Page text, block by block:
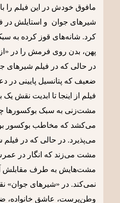
مافوق خودش در این فیلم را
شیرهای جوان و استایلش در
کرد. شانه‌های قوز کرده به
پهن، بدن روی فرمش را در «از
در حالی که در فیلم شیرهای
ضعیف که پتانسیل پایینی در
فیلم از اینجا تا ابدیت نقش
مشت‌زنی به سبک بوکسورها
می‌کشد که مخاطب بوکسور
می‌پذیرد. در حالی که در
مشت می‌زند که انگار در
مشت‌هایش به طرف مقابلش
نمی‌کند. در «شیرهای جوان»
وطن‌پرست، عاشق خانواده،